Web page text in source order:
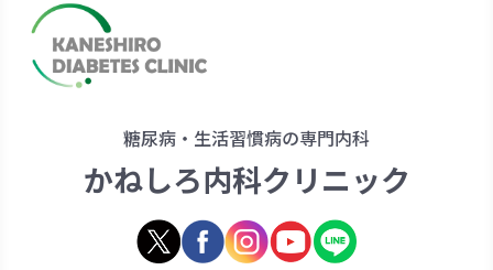
糖尿病・生活習慣病の専門内科
かねしろ内科クリニック